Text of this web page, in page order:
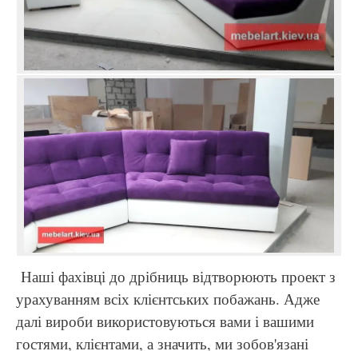
Наші фахівці до дрібниць відтворюють проект з
урахуванням всіх клієнтських побажань. Адже
далі вироби використовуються вами і вашими
гостями, клієнтами, а значить, ми зобов'язані